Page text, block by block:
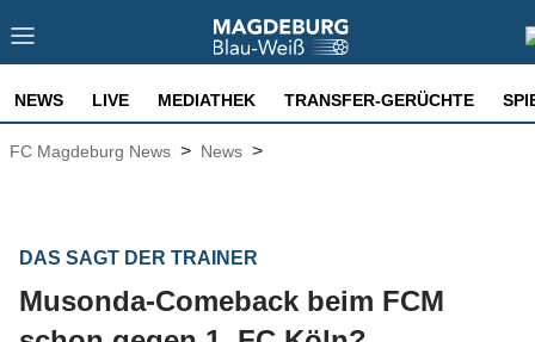
NEWS LIVE MEDIATHEK TRANSFER-GERÜCHTE
FC Magdeburg News > News >
DAS SAGT DER TRAINER
Musonda-Comeback beim FCM